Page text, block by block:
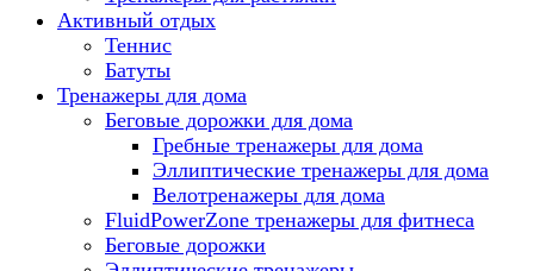
Активный отдых
Теннис
Батуты
Тренажеры для дома
Беговые дорожки для дома
Гребные тренажеры для дома
Эллиптические тренажеры для дома
Велотренажеры для дома
FluidPowerZone тренажеры для фитнеса
Беговые дорожки